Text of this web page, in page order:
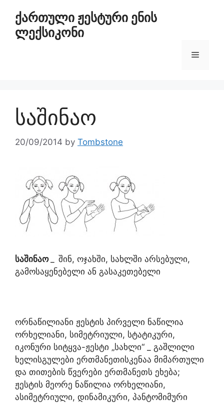
ქართული ჟესტური ენის
ლექსიკონი
საშინაო
20/09/2014 by Tombstone
საშინაო
შინ, ოჯახში, სახლში არსებული,
გამოსაყენებელი ან გასაკეთებელი
ორნაწილიანი ჟესტის პირველი ნაწილია
ორხელიანი, სიმეტრიული, სტატიკური,
იკონური სიტყვა-ჟესტი „სახლი“ _ გაშლილი
ხელისგულები ერთმანეთისკენაა მიმართული
და თითების წვერები ერთმანეთს ეხება;
ჟესტის მეორე ნაწილია ორხელიანი,
ასიმეტრიული, დინამიკური, პანტომიმური